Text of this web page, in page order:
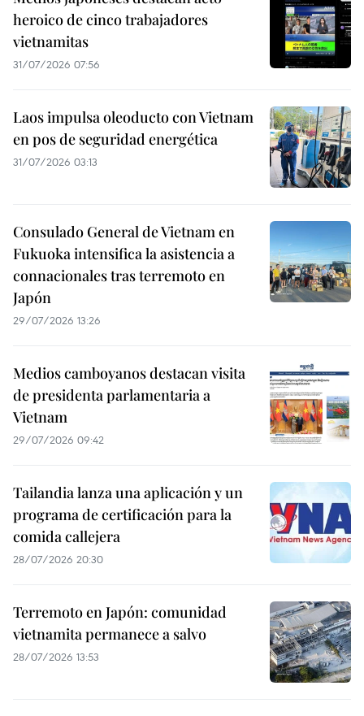
heroico de cinco trabajadores
vietnamitas
31/07/2026 07:56
Laos impulsa oleoducto con Vietnam
en pos de seguridad energética
31/07/2026 03:13
Consulado General de Vietnam en
Fukuoka intensifica la asistencia a
connacionales tras terremoto en
Japón
29/07/2026 13:26
Medios camboyanos destacan visita
de presidenta parlamentaria a
Vietnam
29/07/2026 09:42
Tailandia lanza una aplicación y un
programa de certificación para la
comida callejera
28/07/2026 20:30
Terremoto en Japón: comunidad
vietnamita permanece a salvo
28/07/2026 13:53